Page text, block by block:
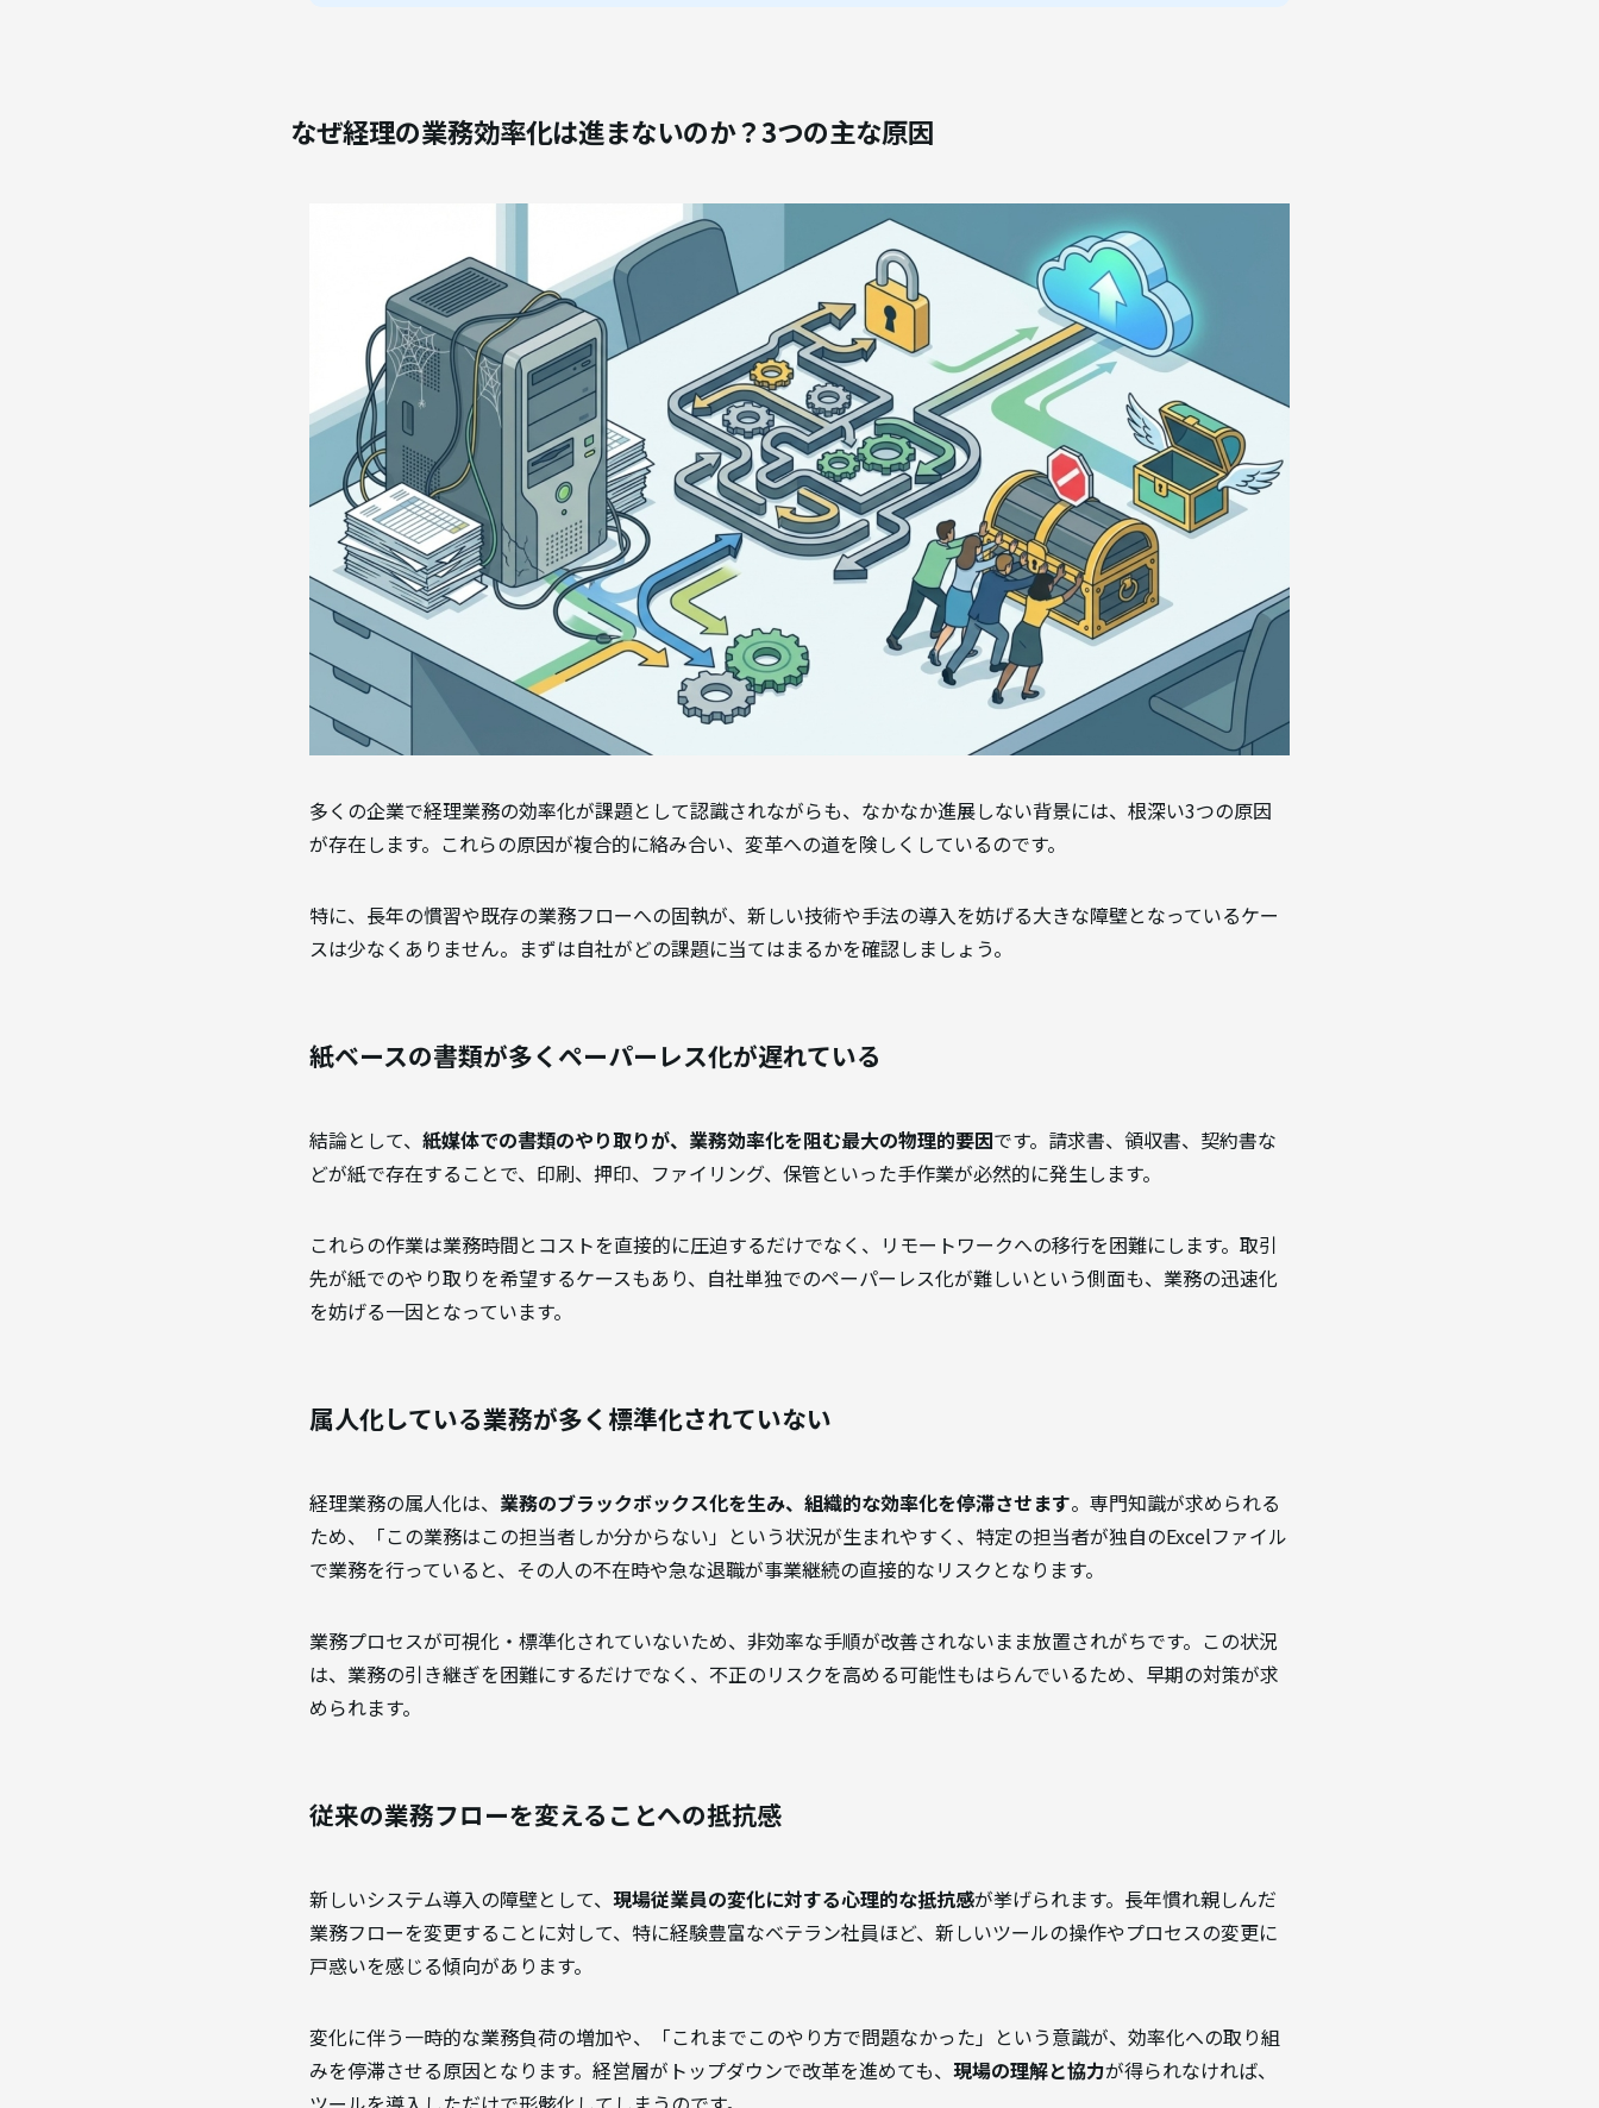
なぜ経理の業務効率化は進まないのか？3つの主な原因
多くの企業で経理業務の効率化が課題として認識されながらも、なかなか進展しない背景には、根深い3つの原因
が存在します。これらの原因が複合的に絡み合い、変革への道を険しくしているのです。
特に、長年の慣習や既存の業務フローへの固執が、新しい技術や手法の導入を妨げる大きな障壁となっているケー
スは少なくありません。まずは自社がどの課題に当てはまるかを確認しましょう。
紙ベースの書類が多くペーパーレス化が遅れている
結論として、 紙媒体での書類のやり取りが、業務効率化を阻む最大の物理的要因です。請求書、領収書、契約書な
どが紙で存在することで、印刷、押印、ファイリング、保管といった手作業が必然的に発生します。
これらの作業は業務時間とコストを直接的に圧迫するだけでなく、リモートワークへの移行を困難にします。取引
先が紙でのやり取りを希望するケースもあり、自社単独でのペーパーレス化が難しいという側面も、業務の迅速化
を妨げる一因となっています。
属人化している業務が多く標準化されていない
経理業務の属人化は、 業務のブラックボックス化を生み、組織的な効率化を停滞させます。専門知識が求められる
ため、「この業務はこの担当者しか分からない」という状況が生まれやすく、特定の担当者が独自のExcelファイル
で業務を行っていると、その人の不在時や急な退職が事業継続の直接的なリスクとなります。
業務プロセスが可視化・標準化されていないため、非効率な手順が改善されないまま放置されがちです。この状況
は、業務の引き継ぎを困難にするだけでなく、不正のリスクを高める可能性もはらんでいるため、早期の対策が求
められます。
従来の業務フローを変えることへの抵抗感
新しいシステム導入の障壁として、 現場従業員の変化に対する心理的な抵抗感が挙げられます。長年慣れ親しんだ
業務フローを変更することに対して、特に経験豊富なベテラン社員ほど、新しいツールの操作やプロセスの変更に
戸惑いを感じる傾向があります。
変化に伴う一時的な業務負荷の増加や、「これまでこのやり方で問題なかった」という意識が、効率化への取り組
みを停滞させる原因となります。経営層がトップダウンで改革を進めても、 現場の理解と協力が得られなければ、